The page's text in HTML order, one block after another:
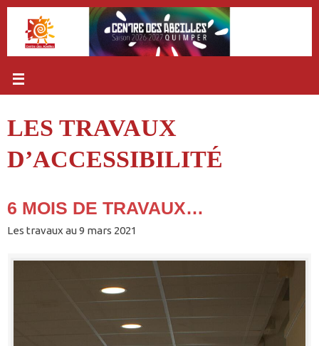
Passer
contenu
LES TRAVAUX
D’ACCESSIBILITÉ
6 MOIS DE TRAVAUX…
Les travaux au 9 mars 2021